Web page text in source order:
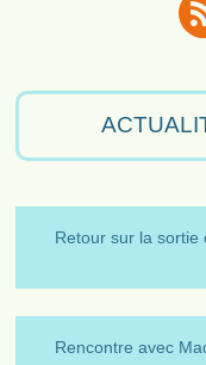
Retour sur la sortie
Rencontre avec